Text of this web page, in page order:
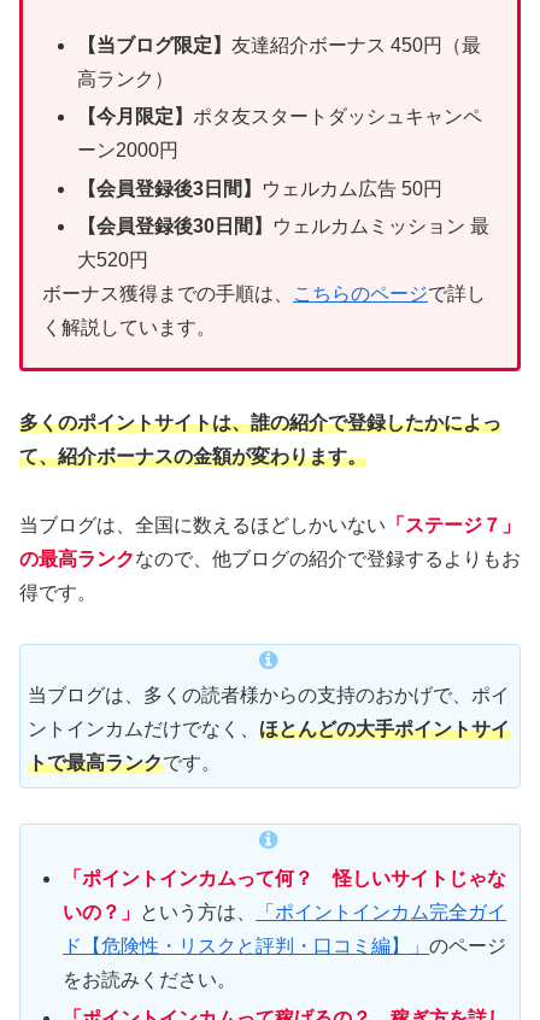
【当ブログ限定】友達紹介ボーナス 450円（最
高ランク）
【今月限定】ポタ友スタートダッシュキャンペ
ーン2000円
【会員登録後3日間】
ウェルカム広告 50円
【会員登録後30日間】
ウェルカムミッション 最
大520円
ボーナス獲得までの手順は、
こちらのページで詳し
く解説しています。
多くのポイントサイトは、誰の紹介で登録したかによっ
て、紹介ボーナスの金額が変わります。
当ブログは、全国に数えるほどしかいない 「ステージ７」
の最高ランクなので、他ブログの紹介で登録するよりもお
得です。
当ブログは、多くの読者様からの支持のおかげで、ポイ
ントインカムだけでなく、 ほとんどの大手ポイントサイ
トで最高ランクです。
「ポイントインカムって何？ 怪しいサイトじゃな
いの？」 という方は、
「ポイントインカム完全ガイ
ド【危険性・リスクと評判・口コミ編】」のページ
をお読みください。